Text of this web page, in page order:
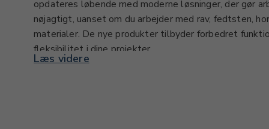
opdateres løbende med moderne løsninger, der gør
nøjagtigt, uanset om du arbejder med rav, fedtsten,
materialer. De nye produkter tilbyder forbedret
fleksibilitet i dine projekter.
Læs videre